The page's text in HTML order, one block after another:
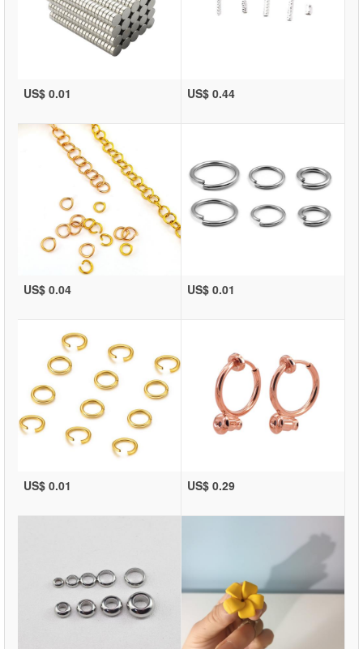
US$ 0.01 US$ 0.44
US$ 0.04 US$ 0.01
US$ 0.01 US$ 0.29